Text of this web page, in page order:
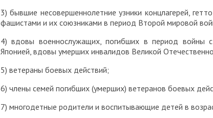
3) бывшие несовершеннолетние узники концлагерей,
фашистами и их союзниками в период Второй мировой
4) вдовы военнослужащих, погибших в период войны
Японией, вдовы умерших инвалидов Великой
5) ветераны боевых действий;
6) члены семей погибших (умерших) ветеранов боевых
7) многодетные родители и воспитывающие детей в